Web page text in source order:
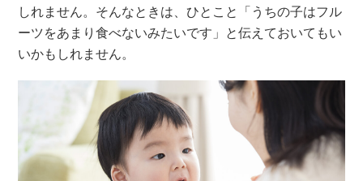
しれません。そんなときは、ひとこと「うちの子はフル
ーツをあまり食べないみたいです」と伝えておいてもい
いかもしれません。